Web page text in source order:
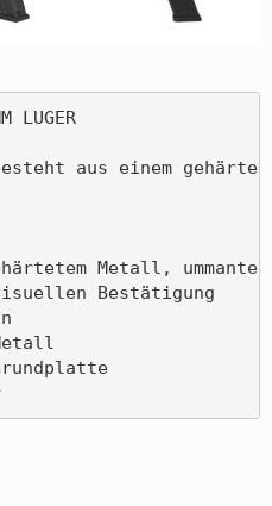
LUGER
besteht aus einem
Metall,
Bestätigung